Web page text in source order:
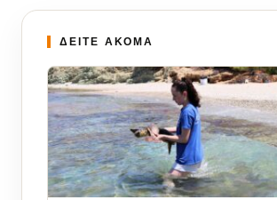
ΔΕΙΤΕ ΑΚΟΜΑ